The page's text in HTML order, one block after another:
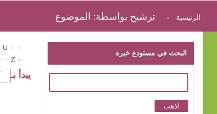
الرئيسية → ترشيح بواسطة: الموضوع
U
Z
يبدأ بـ
البحث في مستودع خبرة